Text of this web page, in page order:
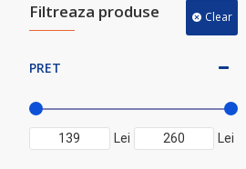
Filtreaza produse Clear
PRET
Lei Lei